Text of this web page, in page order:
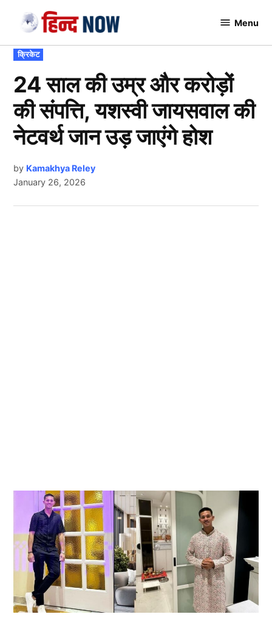
content
Menu
POSTED
IN
क्रिकेट
24 साल की उम्र और करोड़ों
की संपत्ति, यशस्वी जायसवाल की
नेटवर्थ जान उड़ जाएंगे होश
by Kamakhya Reley
January 26, 2026